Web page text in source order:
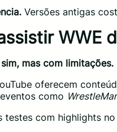
Versões antigas
WWE
sim, mas com limitações.
oferecem
como
com highlights